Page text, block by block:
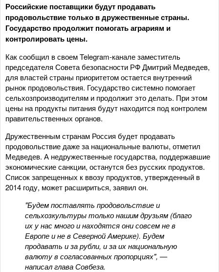
Российские поставщики будут продавать
продовольствие только в дружественные страны.
Государство продолжит помогать аграриям и
контролировать цены.
Как сообщил в своем Telegram-канале заместитель
председателя Совета безопасности РФ Дмитрий Медведев,
для властей страны приоритетом остается внутренний
рынок продовольствия. Государство системно помогает
сельхозпроизводителям и продолжит это делать. При этом
цены на продукты питания будут находится под контролем
правительственных органов.
Дружественным странам Россия будет продавать
продовольствие даже за национальные валюты, отметил
Медведев. А недружественные государства, поддержавшие
экономические санкции, останутся без русских продуктов.
Список запрещенных к ввозу продуктов, утвержденный в
2014 году, может расшириться, заявил он.
"Будем поставлять продовольствие и
сельхозкультуры только нашим друзьям (благо
их у нас много и находятся они совсем не в
Европе и не в Северной Америке). Будем
продавать и за рубли, и за их национальную
валюту в согласованных пропорциях", —
написал глава Совбеза.